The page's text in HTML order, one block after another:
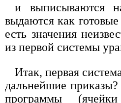
и выписываются
выдаются как
есть значения
из первой системы
Итак, первая
дальнейшие
программы